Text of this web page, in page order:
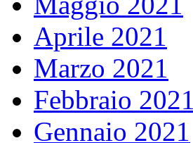
Aprile 2021
Marzo 2021
Febbraio 2021
Gennaio 2021